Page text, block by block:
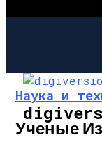
Наука и
Ученые